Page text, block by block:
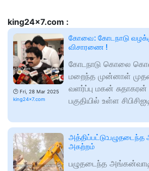
king24x7.com :
🕑 Fri, 28 Mar 2025
king24x7.com
கோவை: கோடநாடு வழக்கு
விசாரணை !
கோடநாடு கொலை
மறைந்த முன்னாள்
வளர்ப்பு மகன்
பகுதியில் உள்ள
அத்திப்பட்டு:பழுதடைந்த
அகற்றம்
பழுதடைந்த